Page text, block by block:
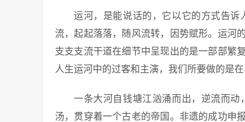
运河，是能说话的，它以它的方式告
流，起起落落，随风流转，因势赋形。运河
支支支流干道在细节中呈现出的是一部部繁
人生运河中的过客和主演，我们所要做的是
一条大河自钱塘江汹涌而出，逆流而
汤，贯穿着一个古老的帝国。非遗的成功申